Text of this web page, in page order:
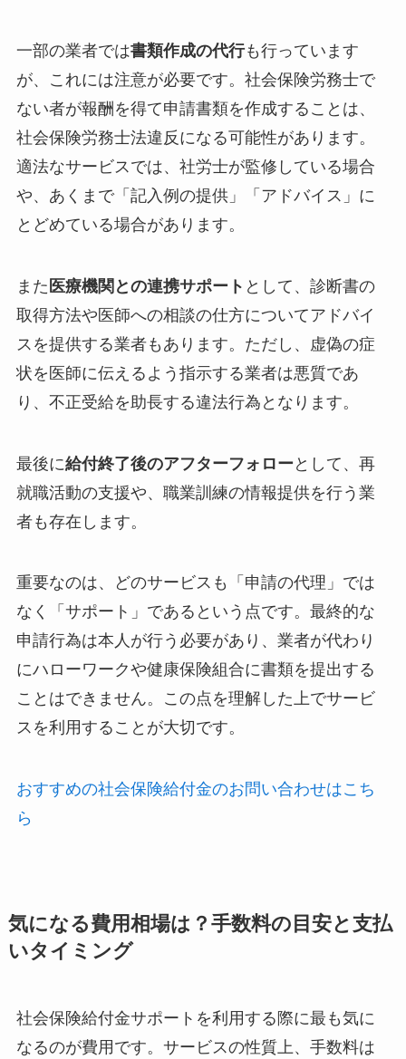
一部の業者では書類作成の代行も行っています
が、これには注意が必要です。社会保険労務士で
ない者が報酬を得て申請書類を作成することは、
社会保険労務士法違反になる可能性があります。
適法なサービスでは、社労士が監修している場合
や、あくまで「記入例の提供」「アドバイス」に
とどめている場合があります。
また 医療機関との連携サポート として、診断書の
取得方法や医師への相談の仕方についてアドバイ
スを提供する業者もあります。ただし、虚偽の症
状を医師に伝えるよう指示する業者は悪質であ
り、不正受給を助長する違法行為となります。
最後に給付終了後のアフターフォロー として、再
就職活動の支援や、職業訓練の情報提供を行う業
者も存在します。
重要なのは、どのサービスも「申請の代理」では
なく「サポート」であるという点です。最終的な
申請行為は本人が行う必要があり、業者が代わり
にハローワークや健康保険組合に書類を提出する
ことはできません。この点を理解した上でサービ
スを利用することが大切です。
おすすめの社会保険給付金のお問い合わせはこち
ら
気になる費用相場は？手数料の目安と支払
いタイミング
社会保険給付金サポートを利用する際に最も気に
なるのが費用です。サービスの性質上、手数料は